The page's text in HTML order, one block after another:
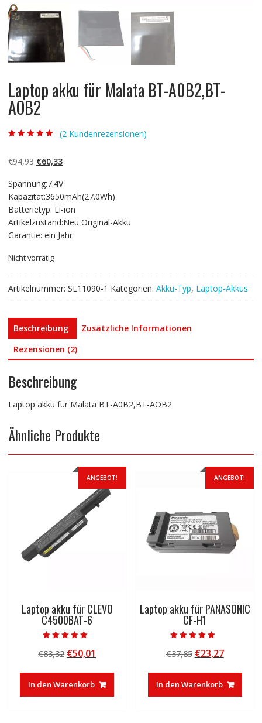
Laptop akku für Malata BT-A0B2,BT-
AOB2
basierend auf
Kundenbewertun
(2 Kundenrezensionen)
€94,93 Ursprünglicher
war:
€94,93
€60,33Aktueller
ist:
€60,33.
Spannung:7.4V
Kapazität:3650mAh(27.0Wh)
Batterietyp: Li-ion
Artikelzustand:Neu Original-Akku
Garantie: ein Jahr
Nicht vorrätig
Artikelnummer: SL11090-1 Kategorien: Akku-Typ, Laptop-Akkus
Beschreibung
Zusätzliche Informationen
Rezensionen (2)
Beschreibung
Laptop akku für Malata BT-A0B2,BT-AOB2
Ähnliche Produkte
ANGEBOT!
Laptop akku für CLEVO
C4500BAT-6
5.00
von 5
€83,32 Ursprünglicher
war:
€83,32
€50,01
ist:
€50,01.
In den Warenkorb
ANGEBOT!
Laptop akku für PANASONIC
CF-H1
4.50
von 5
€37,85 Ursprünglicher
war:
€37,85
€23,27
ist:
€23,27.
In den Warenkorb